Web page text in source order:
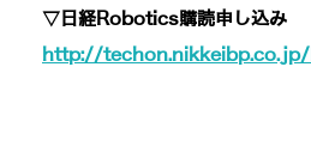
▽日経Robotics購読申し込み
http://techon.nikkeibp.co.jp/